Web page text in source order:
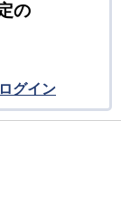
の
グイン